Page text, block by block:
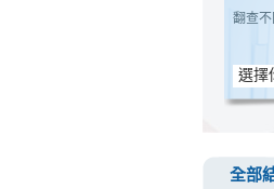
翻查不
選擇
全部